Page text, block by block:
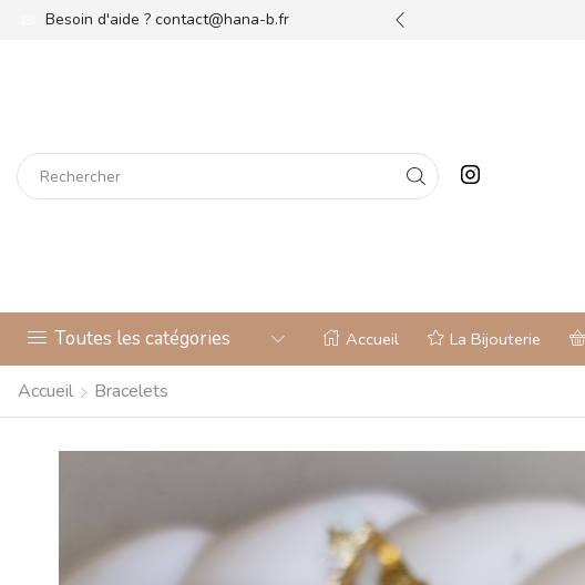
Besoin d'aide ? contact@hana-b.fr
bijouterie ! Découvrez
Toutes les catégories Accueil La Bijouterie
Accueil Bracelets